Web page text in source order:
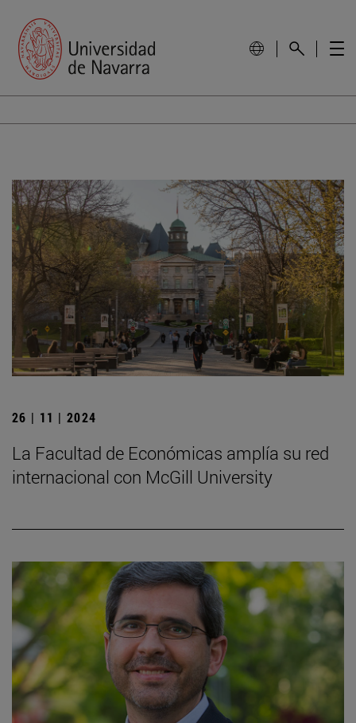
26 | 11 | 2024
La Facultad de Económicas amplía su red
internacional con McGill University